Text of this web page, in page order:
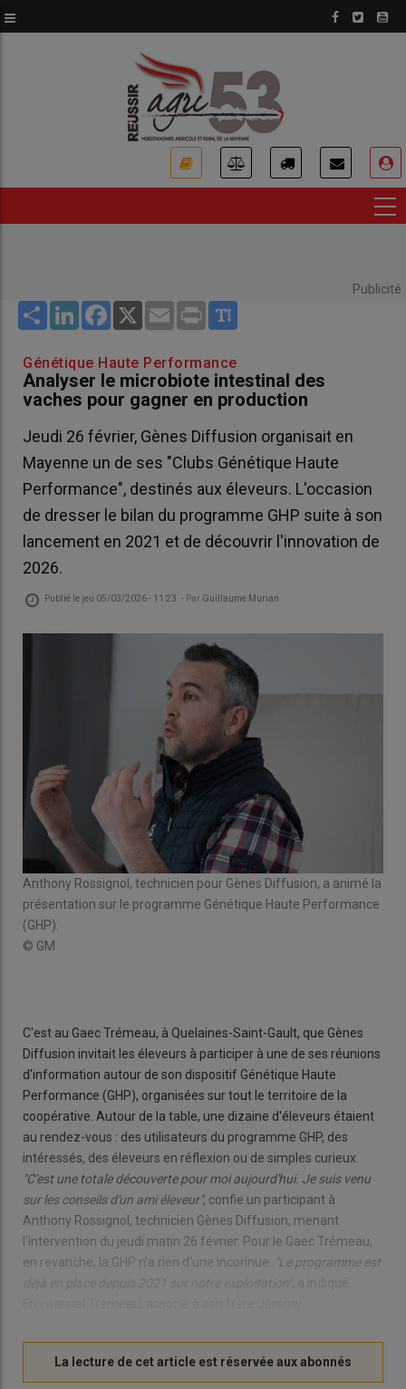
au
Publicité
Share LinkedInFacebook
X Email Print
Génétique Haute Performance
Analyser le microbiote intestinal des
vaches pour gagner en production
Jeudi 26 février, Gènes Diffusion organisait en
Mayenne un de ses "Clubs Génétique Haute
Performance", destinés aux éleveurs. L'occasion
de dresser le bilan du programme GHP suite à son
lancement en 2021 et de découvrir l'innovation de
2026.
Publié le jeu 05/03/2026 - 11:23 - Par Guillaume Murian
Anthony Rossignol, technicien pour Gènes Diffusion, a animé la
présentation sur le programme Génétique Haute Performance
(GHP).
© GM
C'est au Gaec Trémeau, à Quelaines-Saint-Gault, que Gènes
Diffusion invitait les éleveurs à participer à une de ses réunions
d'information autour de son dispositif Génétique Haute
Performance (GHP), organisées sur tout le territoire de la
coopérative. Autour de la table, une dizaine d'éleveurs étaient
au rendez-vous : des utilisateurs du programme GHP, des
intéressés, des éleveurs en réflexion ou de simples curieux.
"C'est une totale découverte pour moi aujourd'hui. Je suis venu
sur les conseils d'un ami éleveur", confie un participant à
Anthony Rossignol, technicien Gènes Diffusion, menant
l'intervention du jeudi matin 26 février. Pour le Gaec Trémeau,
en revanche, la GHP n'a rien d'une inconnue.
"Le programme est